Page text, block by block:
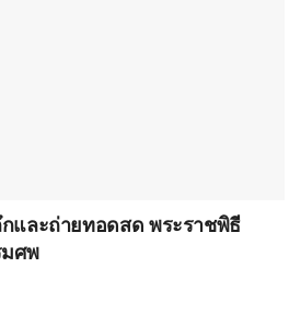
และถ่ายทอดสด พระราชพิธี
ศพ